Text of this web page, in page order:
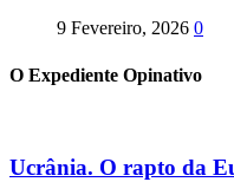
9 Fevereiro, 2026 0
O Expediente Opinativo
Ucrânia. O rapto da